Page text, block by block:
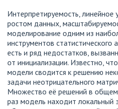
Интерпретируемость, линейное
ростом данных,
моделирование одним из
инструментов статистического
есть и ряд недостатков,
от инициализации. Известно,
модели сводится к решению
задачи неотрицательного
Множество её решений в общем
раз модель находит локальный